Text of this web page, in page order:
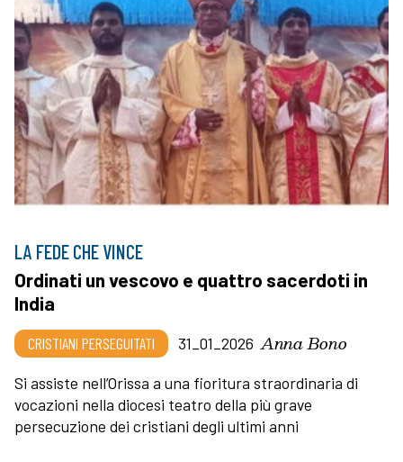
LA FEDE CHE VINCE
Ordinati un vescovo e quattro sacerdoti in
India
CRISTIANI PERSEGUITATI 31_01_2026 Anna Bono
Si assiste nell’Orissa a una fioritura straordinaria di
vocazioni nella diocesi teatro della più grave
persecuzione dei cristiani degli ultimi anni